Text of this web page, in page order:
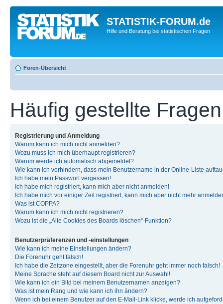
STATISTIK-FORUM.de
Hilfe und Beratung bei statistischen Fragen
Foren-Übersicht
Häufig gestellte Fragen
Registrierung und Anmeldung
Warum kann ich mich nicht anmelden?
Wozu muss ich mich überhaupt registrieren?
Warum werde ich automatisch abgemeldet?
Wie kann ich verhindern, dass mein Benutzername in der Online-Liste
Ich habe mein Passwort vergessen!
Ich habe mich registriert, kann mich aber nicht anmelden!
Ich habe mich vor einiger Zeit registriert, kann mich aber nicht mehr
Was ist COPPA?
Warum kann ich mich nicht registrieren?
Wozu ist die „Alle Cookies des Boards löschen“-Funktion?
Benutzerpräferenzen und -einstellungen
Wie kann ich meine Einstellungen ändern?
Die Forenuhr geht falsch!
Ich habe die Zeitzone eingestellt, aber die Forenuhr geht immer noch falsch!
Meine Sprache steht auf diesem Board nicht zur Auswahl!
Wie kann ich ein Bild bei meinem Benutzernamen anzeigen?
Was ist mein Rang und wie kann ich ihn ändern?
Wenn ich bei einem Benutzer auf den E-Mail-Link klicke, werde ich